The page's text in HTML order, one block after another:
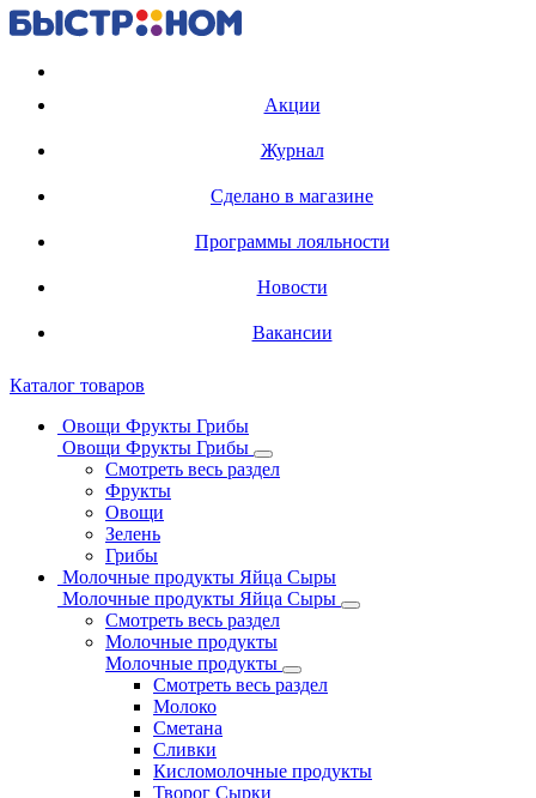
Акции
Журнал
Сделано в магазине
Программы лояльности
Новости
Вакансии
Каталог товаров
Овощи Фрукты Грибы
Овощи Фрукты Грибы
Смотреть весь раздел
Фрукты
Овощи
Зелень
Грибы
Молочные продукты Яйца Сыры
Молочные продукты Яйца Сыры
Смотреть весь раздел
Молочные продукты
Молочные продукты
Смотреть весь раздел
Молоко
Сметана
Сливки
Кисломолочные продукты
Творог Сырки